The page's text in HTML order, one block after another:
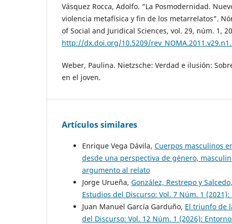
Vásquez Rocca, Adolfo. “La Posmodernidad.
violencia metafísica y fin de los metarrelatos”.
of Social and Juridical Sciences, vol. 29, núm. 1,
http://dx.doi.org/10.5209/
Weber, Paulina. Nietzsche: Verdad e ilusión:
en el joven.
Artículos similares
Enrique Vega Dávila, Cuerpos masculinos
desde una perspectiva de género,
argumento al relato
Jorge Urueña, González, Restrepo y
Estudios del Discurso: Vol. 7 Núm. 1
Juan Manuel García Garduño, El triunfo de
del Discurso: Vol. 12 Núm. 1 (2026):